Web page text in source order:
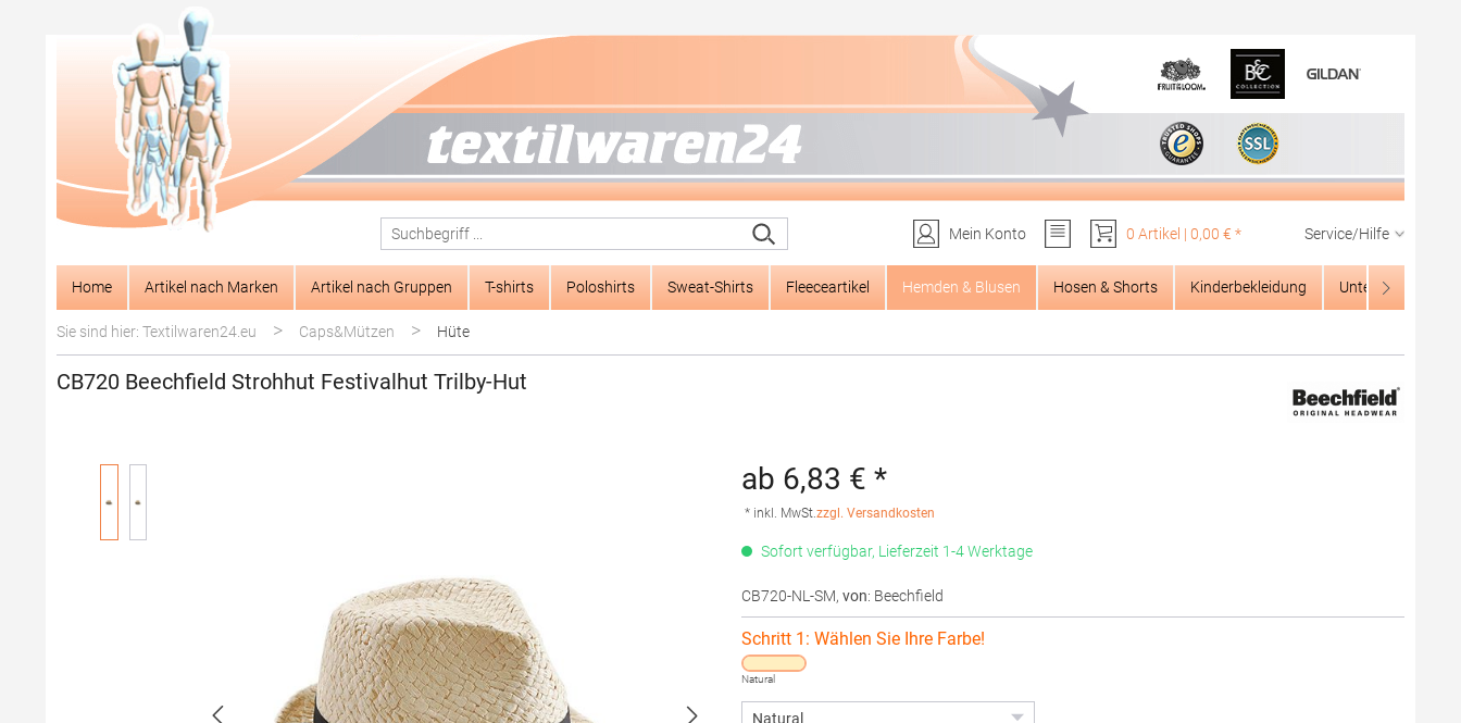
Zur Hauptnavigation springen
Mein Konto
0 Artikel | 0,00 € * Service/Hilfe
Home Artikel nach Marken Artikel nach Gruppen T-shirts Poloshirts Sweat-Shirts Fleeceartikel Hemden & Blusen Hosen & Shorts Kinderbekleidung Unterwäsche
Sie sind hier: Textilwaren24.eu > Caps&Mützen > Hüte
CB720 Beechfield Strohhut Festivalhut Trilby-Hut
ab 6,83 € *
* inkl. MwSt.zzgl. Versandkosten
Sofort verfügbar, Lieferzeit 1-4 Werktage
CB720-NL-SM, von: Beechfield
Schritt 1: Wählen Sie Ihre Farbe!
Natural